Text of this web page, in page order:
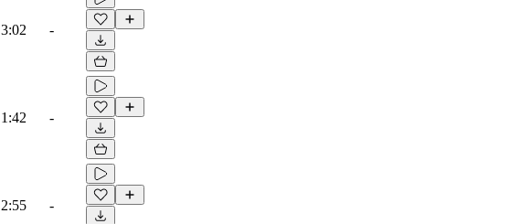
3:02 -
1:42 -
2:55 -